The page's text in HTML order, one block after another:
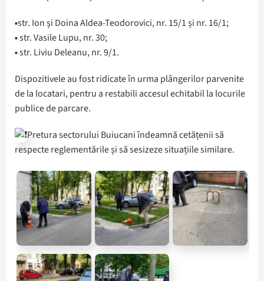
▪️str. Ion și Doina Aldea-Teodorovici, nr. 15/1 și nr. 16/1;
▪️ str. Vasile Lupu, nr. 30;
▪️ str. Liviu Deleanu, nr. 9/1.
Dispozitivele au fost ridicate în urma plângerilor parvenite
de la locatari, pentru a restabili accesul echitabil la locurile
publice de parcare.
Pretura sectorului Buiucani îndeamnă cetățenii să
respecte reglementările și să sesizeze situațiile similare.